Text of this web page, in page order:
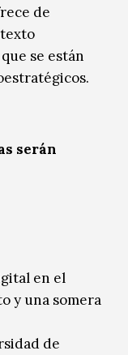
de
se están
serán
en el
y una somera
de